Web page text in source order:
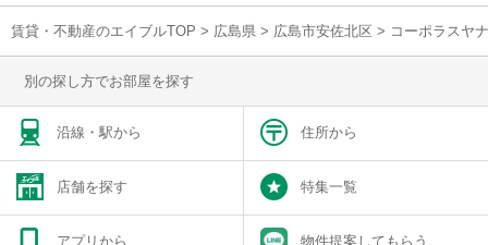
賃貸・不動産のエイブルTOP > 広島県 > 広島市安佐北区 > コーポラスヤ
別の探し方でお部屋を探す
沿線・駅から 住所から
店舗を探す 特集一覧
アプリから 物件提案してもらう